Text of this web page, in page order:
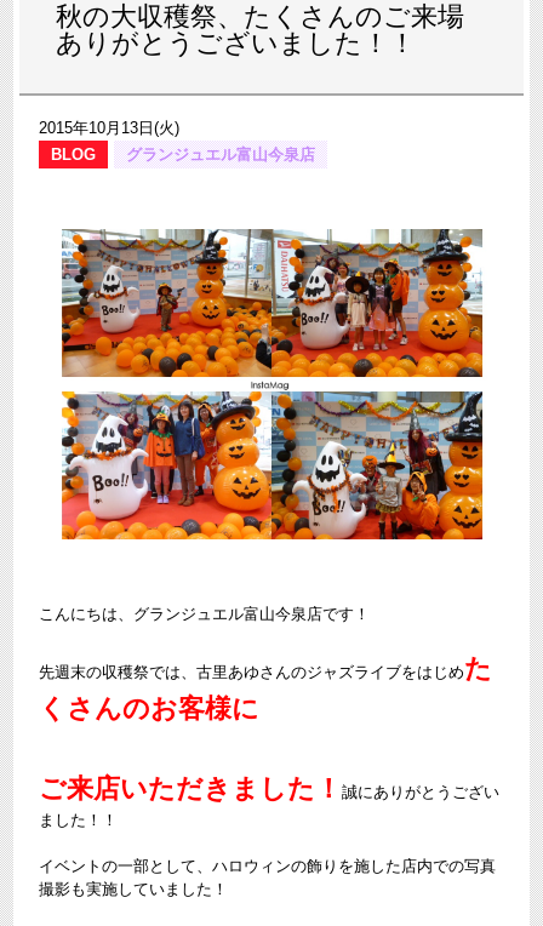
秋の大収穫祭、たくさんのご来場
ありがとうございました！！
2015年10月13日(火)
BLOG
グランジュエル富山今泉店
こんにちは、グランジュエル富山今泉店です！
先週末の収穫祭では、古里あゆさんのジャズライブをはじめた
くさんのお客様に
ご来店いただきました！誠にありがとうござい
ました！！
イベントの一部として、ハロウィンの飾りを施した店内での写真
撮影も実施していました！